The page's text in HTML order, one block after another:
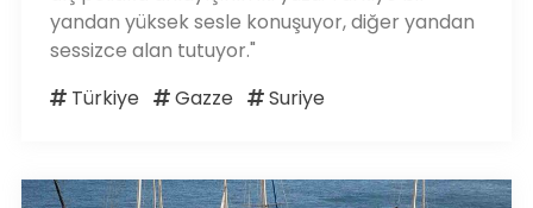
yandan yüksek sesle konuşuyor, diğer yandan
sessizce alan tutuyor."
Türkiye
Gazze Suriye